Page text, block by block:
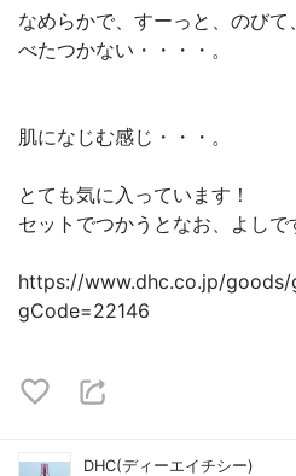
なめらかで、すーっと、のびて、
べたつかない・・・・。
肌になじむ感じ・・・。
とても気に入っています！
セットでつかうとなお、よしで
https://www.dhc.co.jp/goods/
gCode=22146
DHC(ディーエイチシー)